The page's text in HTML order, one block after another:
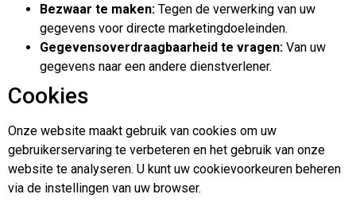
Bezwaar te maken: Tegen de verwerking van uw
gegevens voor directe marketingdoeleinden.
Gegevensoverdraagbaarheid te vragen: Van uw
gegevens naar een andere dienstverlener.
Cookies
Onze website maakt gebruik van cookies om uw
gebruikerservaring te verbeteren en het gebruik van onze
website te analyseren. U kunt uw cookievoorkeuren beheren
via de instellingen van uw browser.